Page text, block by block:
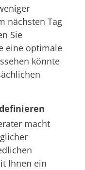
nächsten Tag
Sie
eine optimale
könnte
macht
Ihnen ein